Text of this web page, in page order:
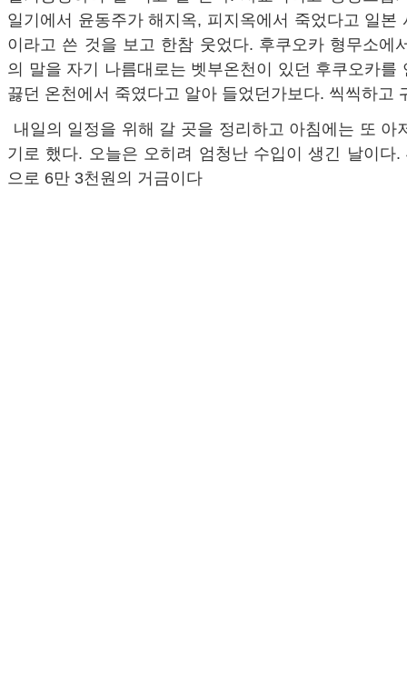
일기에서 윤동주가 해지옥, 피지옥에서 죽었다고 일본
이라고 쓴 것을 보고 한참 웃었다. 후쿠오카 형무소에
의 말을 자기 나름대로는 벳부온천이 있던 후쿠오카를
끓던 온천에서 죽였다고 알아 들었던가보다. 씩씩하
내일의 일정을 위해 갈 곳을 정리하고 아침에는 또 아
기로 했다. 오늘은 오히려 엄청난 수입이 생긴 날이다
으로 6만 3천원의 거금이다